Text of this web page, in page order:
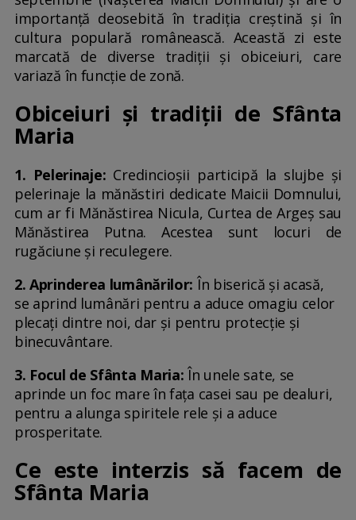
importanță deosebită în tradiția creștină și în
cultura populară românească. Această zi este
marcată de diverse tradiții și obiceiuri, care
variază în funcție de zonă.
Obiceiuri și tradiții de Sfânta
Maria
1. Pelerinaje: Credincioșii participă la slujbe și
pelerinaje la mănăstiri dedicate Maicii Domnului,
cum ar fi Mănăstirea Nicula, Curtea de Argeș sau
Mănăstirea Putna. Acestea sunt locuri de
rugăciune și reculegere.
2. Aprinderea lumânărilor: În biserică și acasă,
se aprind lumânări pentru a aduce omagiu celor
plecați dintre noi, dar și pentru protecție și
binecuvântare.
3. Focul de Sfânta Maria: În unele sate, se
aprinde un foc mare în fața casei sau pe dealuri,
pentru a alunga spiritele rele și a aduce
prosperitate.
Ce este interzis să facem de
Sfânta Maria